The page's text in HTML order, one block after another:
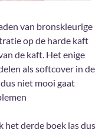
van bronskleurige
op de harde kaft
de kaft. Het enige
als softcover in de
niet mooi gaat
het derde boek las dus